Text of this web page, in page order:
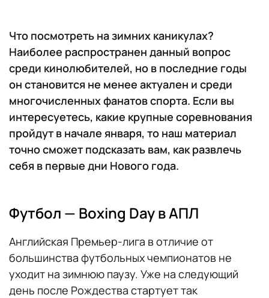
Что посмотреть на зимних каникулах?
Наиболее распространен данный вопрос
среди кинолюбителей, но в последние годы
он становится не менее актуален и среди
многочисленных фанатов спорта. Если вы
интересуетесь, какие крупные соревнования
пройдут в начале января, то наш материал
точно сможет подсказать вам, как развлечь
себя в первые дни Нового года.
Футбол — Boxing Day в АПЛ
Английская Премьер-лига в отличие от
большинства футбольных чемпионатов не
уходит на зимнюю паузу. Уже на следующий
день после Рождества стартует так